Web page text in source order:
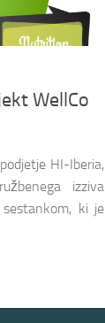
WellCo
HI-Iberia,
izziva
ki je